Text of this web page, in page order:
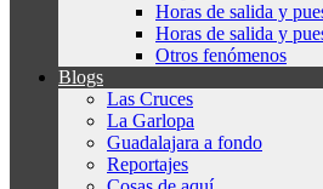
Horas de salida y
Horas de salida y
Otros fenómenos
Blogs
Las Cruces
La Garlopa
Guadalajara a fondo
Reportajes